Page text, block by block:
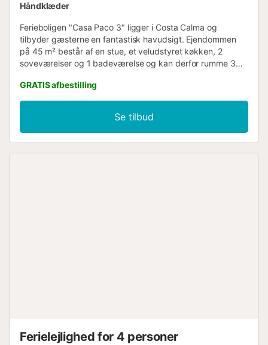
Håndklæder
Ferieboligen "Casa Paco 3" ligger i Costa Calma og
tilbyder gæsterne en fantastisk havudsigt. Ejendommen
på 45 m² består af en stue, et veludstyret køkken, 2
soveværelser og 1 badeværelse og kan derfor rumme 3
vaskemaskine samt et TV. En babyseng er også
tilgængelig. Ferieboligen har et privat udendørsområde
med en åben terrasse. Et fælles udendørsområde,
bestående af en pool, en have, en grill og en udendørs
bruser, er også tilgængeligt til din brug.
GRATIS afbestilling
Se tilbud
Ferielejlighed for 4 personer